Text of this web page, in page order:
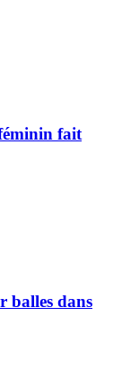
fait
balles dans